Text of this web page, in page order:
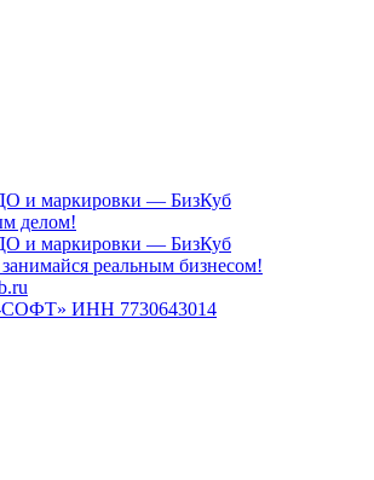
и маркировки — БизКуб
делом!
и маркировки — БизКуб
реальным бизнесом!
ИНН 7730643014